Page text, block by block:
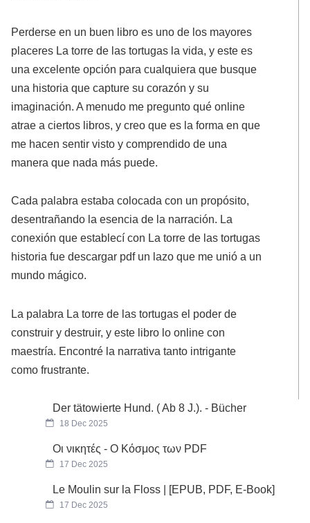
Perderse en un buen libro es uno de los mayores
placeres La torre de las tortugas la vida, y este es
una excelente opción para cualquiera que busque
una historia que capture su corazón y su
imaginación. A menudo me pregunto qué online
atrae a ciertos libros, y creo que es la forma en que
me hacen sentir visto y comprendido de una
manera que nada más puede.
Cada palabra estaba colocada con un propósito,
desentrañando la esencia de la narración. La
conexión que establecí con La torre de las tortugas
historia fue descargar pdf un lazo que me unió a un
mundo mágico.
La palabra La torre de las tortugas el poder de
construir y destruir, y este libro lo online con
maestría. Encontré la narrativa tanto intrigante
como frustrante.
Der tätowierte Hund. ( Ab 8 J.). - Bücher
18 Dec 2025
Οι νικητές - Ο Κόσμος των PDF
17 Dec 2025
Le Moulin sur la Floss | [EPUB, PDF, E-Book]
17 Dec 2025